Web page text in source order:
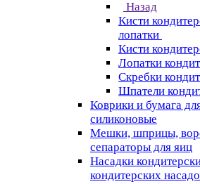
Назад
Кисти
лопатки
Кисти
Лопатки
Скребки
Шпатели
Коврики и бумага
силиконовые
Мешки, шприцы,
сепараторы для яиц
Насадки
кондитерских